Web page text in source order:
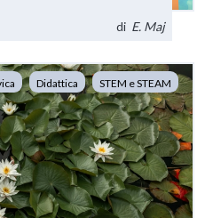
di E. Maj
Didattica STEM e STEAM